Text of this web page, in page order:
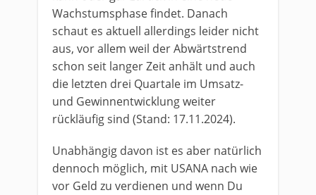
Wachstumsphase findet. Danach
schaut es aktuell allerdings leider nicht
aus, vor allem weil der Abwärtstrend
schon seit langer Zeit anhält und auch
die letzten drei Quartale im Umsatz-
und Gewinnentwicklung weiter
rückläufig sind (Stand: 17.11.2024).
Unabhängig davon ist es aber natürlich
dennoch möglich, mit USANA nach wie
vor Geld zu verdienen und wenn Du